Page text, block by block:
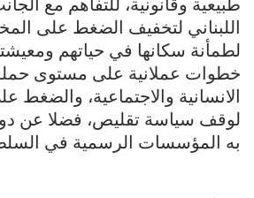
طبيعية وقانونية، للتفاهم مع
اللبناني لتخفيف الضغط على
لطمأنة سكانها في حياتهم
خطوات عملانية على مستوى
الانسانية والاجتماعية، والضغط
لوقف سياسة تقليص، فضلا عن
به المؤسسات الرسمية في